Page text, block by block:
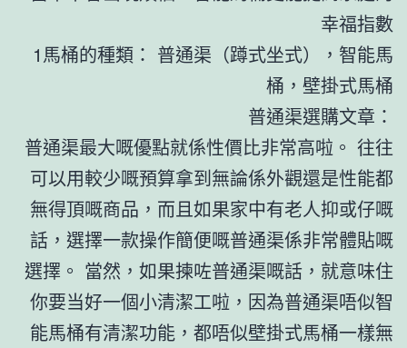
幸福指數
1馬桶的種類： 普通渠（蹲式坐式），智能馬
桶，壁掛式馬桶
普通渠選購文章：
普通渠最大嘅優點就係性價比非常高啦。 往往
可以用較少嘅預算拿到無論係外觀還是性能都
無得頂嘅商品，而且如果家中有老人抑或仔嘅
話，選擇一款操作簡便嘅普通渠係非常體貼嘅
選擇。 當然，如果揀咗普通渠嘅話，就意味住
你要当好一個小清潔工啦，因為普通渠唔似智
能馬桶有清潔功能，都唔似壁掛式馬桶一樣無